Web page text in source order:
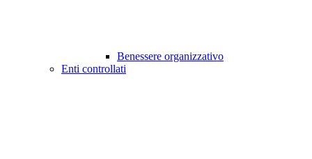
Benessere organizzativo
Enti controllati